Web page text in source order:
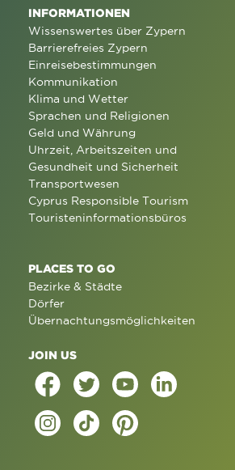
INFORMATIONEN
Wissenswertes über Zypern
Barrierefreies Zypern
Einreisebestimmungen
Kommunikation
Klima und Wetter
Sprachen und Religionen
Geld und Währung
Uhrzeit, Arbeitszeiten und
Gesundheit und Sicherheit
Transportwesen
Cyprus Responsible Tourism
Touristeninformationsbüros
PLACES TO GO
Bezirke & Städte
Dörfer
Übernachtungsmöglichkeiten
JOIN US